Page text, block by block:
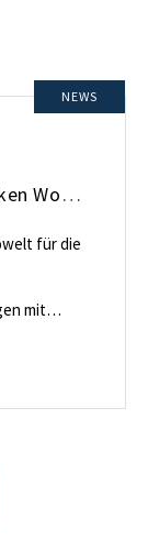
NEWS
Pendeln lohnt sich: So stark sinken Wohnungspreise im Umland
für die
mit